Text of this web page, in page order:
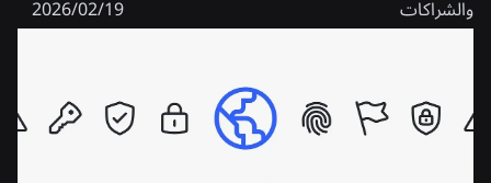
والشراكات
19‏/02‏/2026